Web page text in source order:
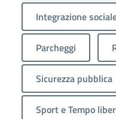
Integrazione
Parcheggi
Sicurezza pubblica
Sport e Tempo